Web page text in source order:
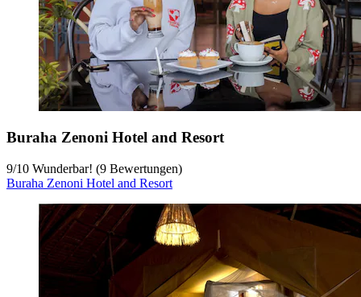
Buraha Zenoni Hotel and Resort
9/10 Wunderbar! (9 Bewertungen)
Buraha Zenoni Hotel and Resort